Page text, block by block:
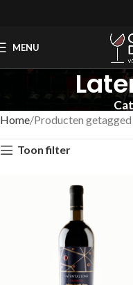
MENU
Home Producten getagged
Toon filter